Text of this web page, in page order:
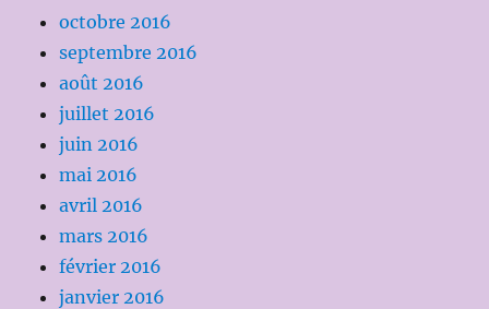
octobre 2016
septembre 2016
août 2016
juillet 2016
juin 2016
mai 2016
avril 2016
mars 2016
février 2016
janvier 2016